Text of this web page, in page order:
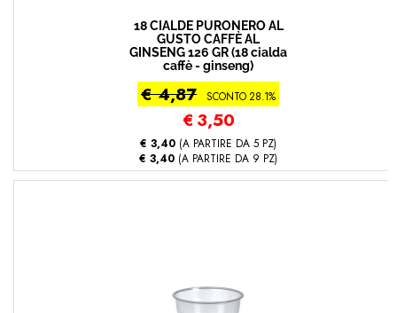
18 CIALDE PURONERO AL
GUSTO CAFFÈ AL
GINSENG 126 GR (18 cialda
caffè - ginseng)
€ 4,87 SCONTO 28.1%
€ 3,50
€ 3,40 (A PARTIRE DA 5 PZ)
€ 3,40 (A PARTIRE DA 9 PZ)